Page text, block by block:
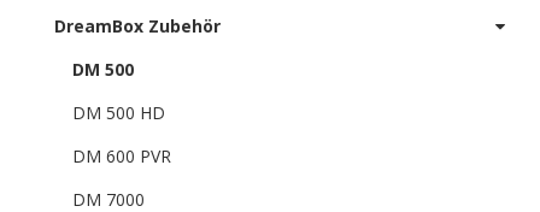
DreamBox Zubehör
DM 500
DM 500 HD
DM 600 PVR
DM 7000